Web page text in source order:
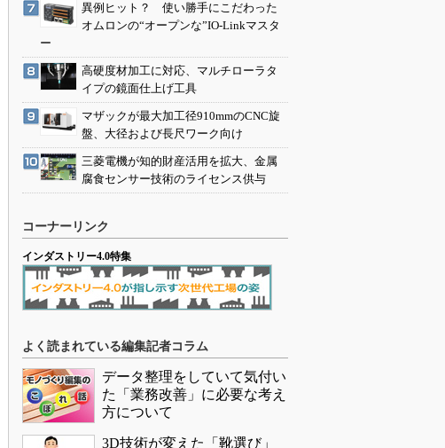
異例ヒット？ 使い勝手にこだわった
オムロンの“オープンな”IO-Linkマスタ
ー
高硬度材加工に対応、マルチローラタ
イプの鏡面仕上げ工具
マザックが最大加工径910mmのCNC旋
盤、大径および長尺ワーク向け
三菱電機が知的財産活用を拡大、金属
腐食センサー技術のライセンス供与
コーナーリンク
インダストリー4.0特集
よく読まれている編集記者コラム
データ整理をしていて気付い
た「業務改善」に必要な考え
方について
3D技術が変えた「靴選び」